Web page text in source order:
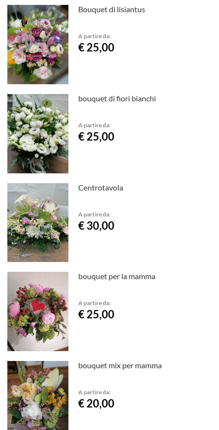
Bouquet di lisiantus
A partire da:
€ 25,00
bouquet di fiori bianchi
A partire da:
€ 25,00
Centrotavola
A partire da:
€ 30,00
bouquet per la mamma
A partire da:
€ 25,00
bouquet mix per mamma
A partire da:
€ 20,00